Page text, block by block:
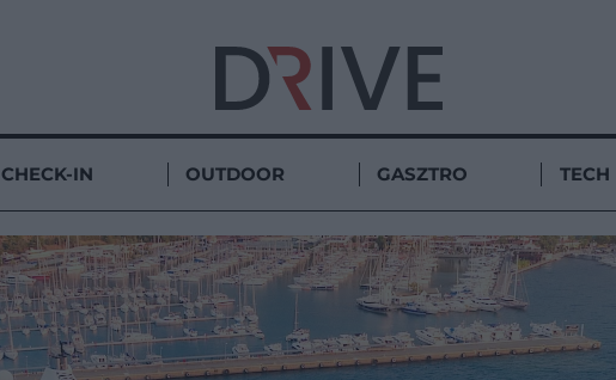
CHECK-IN OUTDOOR GASZTRO TECH